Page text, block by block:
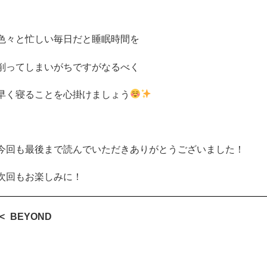
々と忙しい毎日だと睡眠時間を
ってしまいがちですがなるべく
く寝ることを心掛けましょう
回も最後まで読んでいただきありがとうございました！
回もお楽しみに！
BEYOND